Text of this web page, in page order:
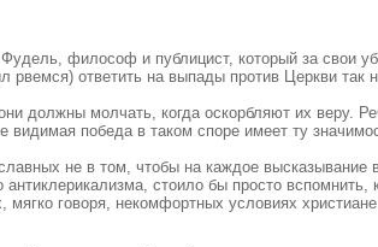
философ и публицист, который за свои
ответить на выпады против Церкви так
должны молчать, когда оскорбляют их веру.
победа в таком споре имеет ту
не в том, чтобы на каждое
стоило бы просто вспомнить,
говоря, некомфортных условиях